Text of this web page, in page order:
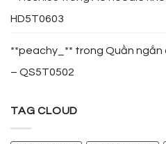
HD5T0603
**peachy_** trong Quần ngắn
– QS5T0502
TAG CLOUD